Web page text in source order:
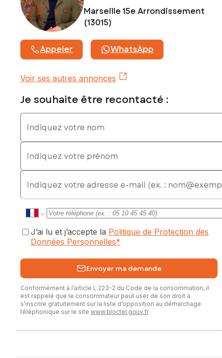
Marseille 15e Arrondissement
(13015)
Appeler WhatsApp
Voir ses autres annonces
Je souhaite être recontacté :
Indiquez votre nom
Indiquez votre prénom
E-mail
J’ai lu et j’accepte la Politique de Protection des
Données Personnelles*
Envoyer ma demande
Conformément à l’article L.223-2 du Code de la consommation, il
est rappelé que le consommateur peut user de son droit à
s’inscrire gratuitement sur la liste d’opposition au démarchage
téléphonique sur le site www.bloctel.gouv.fr.